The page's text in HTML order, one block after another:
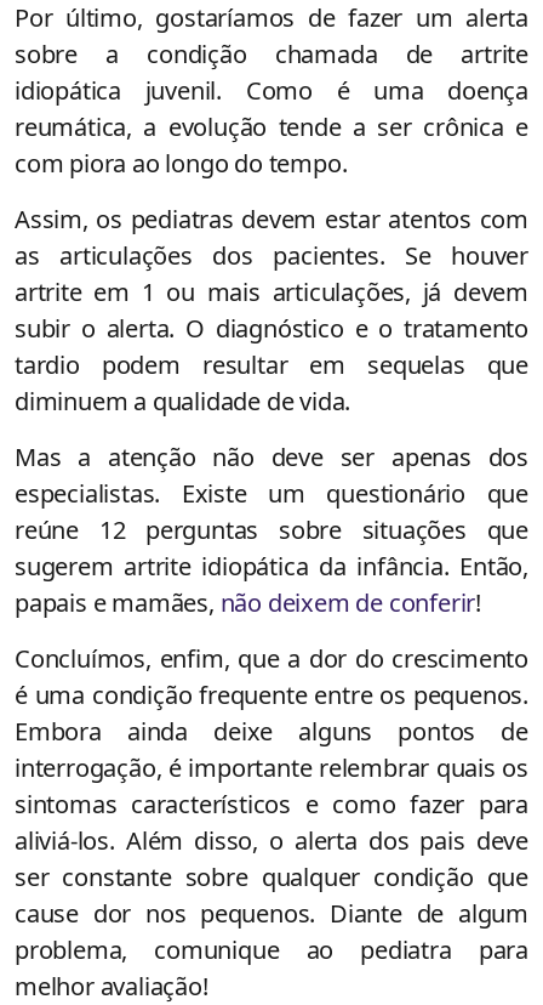
Por último, gostaríamos de fazer um alerta
sobre a condição chamada de artrite
idiopática juvenil. Como é uma doença
reumática, a evolução tende a ser crônica e
com piora ao longo do tempo.
Assim, os pediatras devem estar atentos com
as articulações dos pacientes. Se houver
artrite em 1 ou mais articulações, já devem
subir o alerta. O diagnóstico e o tratamento
tardio podem resultar em sequelas que
diminuem a qualidade de vida.
Mas a atenção não deve ser apenas dos
especialistas. Existe um questionário que
reúne 12 perguntas sobre situações que
sugerem artrite idiopática da infância. Então,
papais e mamães, não deixem de conferir!
Concluímos, enfim, que a dor do crescimento
é uma condição frequente entre os pequenos.
Embora ainda deixe alguns pontos de
interrogação, é importante relembrar quais os
sintomas característicos e como fazer para
aliviá-los. Além disso, o alerta dos pais deve
ser constante sobre qualquer condição que
cause dor nos pequenos. Diante de algum
problema, comunique ao pediatra para
melhor avaliação!